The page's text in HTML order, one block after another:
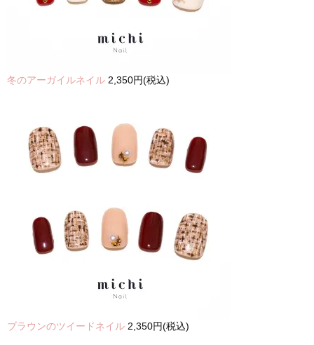
冬のアーガイルネイル 2,350円(税込)
ブラウンのツイードネイル 2,350円(税込)